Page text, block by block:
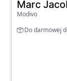
Marc
Modivo
Do darmowej